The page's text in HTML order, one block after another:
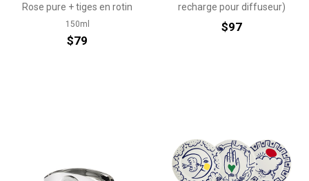
Rose pure + tiges en rotin
150ml
$79
recharge pour diffuseur)
$97